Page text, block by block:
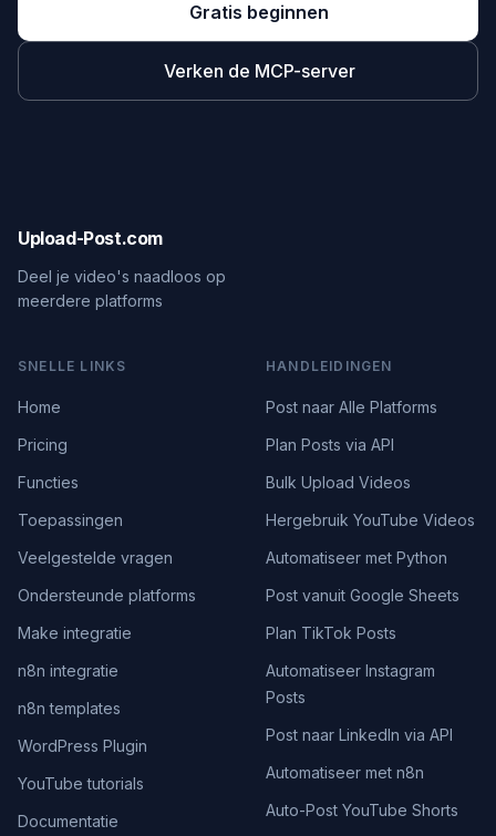
Gratis beginnen
Verken de MCP-server
Upload-Post.com
Deel je video's naadloos op
meerdere platforms
SNELLE LINKS
Home
Pricing
Functies
Toepassingen
Veelgestelde vragen
Ondersteunde platforms
Make integratie
n8n integratie
n8n templates
WordPress Plugin
YouTube tutorials
Documentatie
HANDLEIDINGEN
Post naar Alle Platforms
Plan Posts via API
Bulk Upload Videos
Hergebruik YouTube Videos
Automatiseer met Python
Post vanuit Google Sheets
Plan TikTok Posts
Automatiseer Instagram
Posts
Post naar LinkedIn via API
Automatiseer met n8n
Auto-Post YouTube Shorts